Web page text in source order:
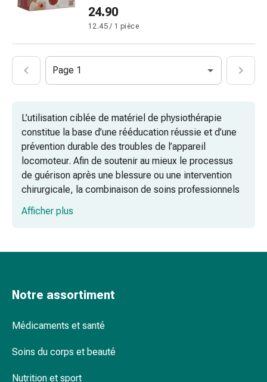
Cors
des
pieds
Traitement
des
cicatrices
Peau
sèche
Transpiration
impure
fièvre
cutanée
Remèdes
Thérapie
24.90
12.45 / 1 pièce
Page 1
L’utilisation ciblée de matériel de physiothérapie
constitue la base d’une rééducation réussie et d’une
prévention durable des troubles de l’appareil
locomoteur. Afin de soutenir au mieux le processus
de guérison après une blessure ou une intervention
chirurgicale, la combinaison de soins professionnels
et d’exercices réalisés à domicile joue un rôle
essentiel. Une offre complète d’équipements
Entraînement ciblé de la force et de la
motricité
Massage et récupération pour la
Afficher plus
Notre assortiment
Médicaments et santé
Soins du corps et beauté
Nutrition et sport